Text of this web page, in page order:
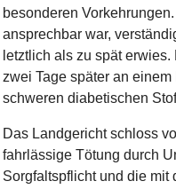
besonderen
ansprechbar war,
letztlich als zu spät
zwei Tage später an
schweren diabetischen
Das Landgericht schloss
fahrlässige Tötung durch
Sorgfaltspflicht und die mit